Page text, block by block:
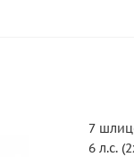
7
6 л.с.